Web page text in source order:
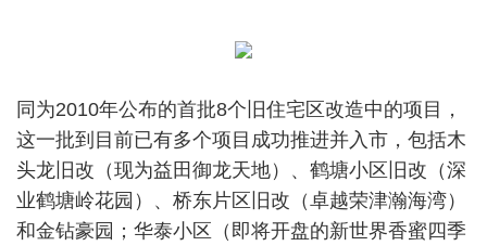
同为2010年公布的首批8个旧住宅区改造中的项目，
这一批到目前已有多个项目成功推进并入市，包括木
头龙旧改（现为益田御龙天地）、鹤塘小区旧改（深
业鹤塘岭花园）、桥东片区旧改（卓越荣津瀚海湾）
和金钻豪园；华泰小区（即将开盘的新世界香蜜四季